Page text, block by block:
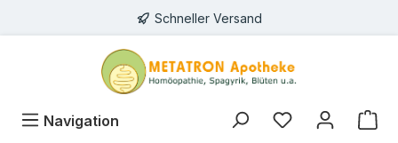
Schneller Versand
Navigation